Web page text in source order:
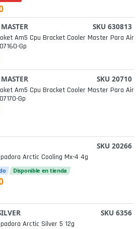
SKU 630813
Am5 Cpu Bracket Cooler Master Para Air
Gp
SKU 20710
Am5 Cpu Bracket Cooler Master Para Air
Gp
SKU 20266
Arctic Cooling Mx-4 4g
Disponible en tienda
SKU 6356
Arctic Silver 5 12g